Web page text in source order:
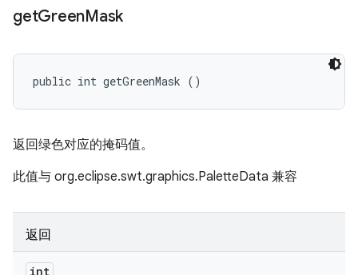
getGreenMask
public int getGreenMask ()
返回绿色对应的掩码值。
此值与 org.eclipse.swt.graphics.PaletteData 兼容
返回
int